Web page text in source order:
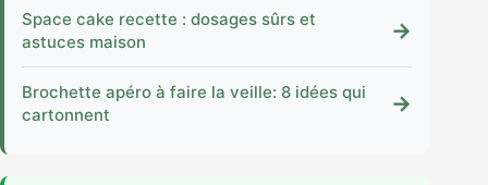
Space cake recette : dosages sûrs et
astuces maison
→
Brochette apéro à faire la veille: 8 idées qui
cartonnent
→